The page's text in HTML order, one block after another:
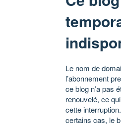
Le nom de
l’abonnement
ce blog n’a pas
renouvelé, ce
cette
certains cas, le